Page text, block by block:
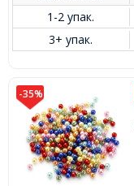
1-2 упак.
3+ упак.
-35%